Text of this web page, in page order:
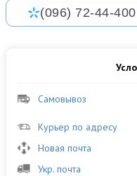
(096) 72-44-400
Самовывоз
Курьер по адресу
Новая почта
Укр. почта